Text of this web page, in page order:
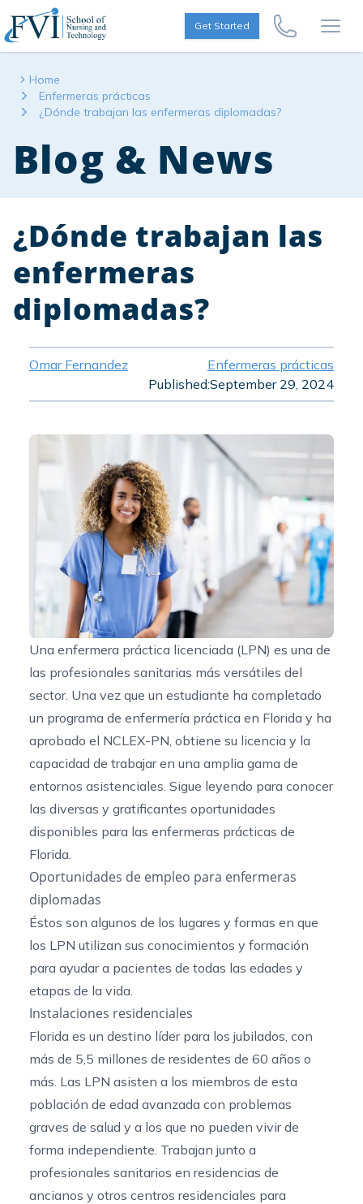
Skip to content
FVI School of Nursing
Get Started
Call Us Now
Home
Enfermeras prácticas
¿Dónde trabajan las enfermeras diplomadas?
Blog & News
¿Dónde trabajan las
enfermeras
diplomadas?
Omar Fernandez
Enfermeras prácticas
Published:September 29, 2024
Una enfermera práctica licenciada (LPN) es una de
las profesionales sanitarias más versátiles del
sector. Una vez que un estudiante ha completado
un programa de enfermería práctica en Florida y ha
aprobado el NCLEX-PN, obtiene su licencia y la
capacidad de trabajar en una amplia gama de
entornos asistenciales. Sigue leyendo para conocer
las diversas y gratificantes oportunidades
disponibles para las enfermeras prácticas de
Florida.
Oportunidades de empleo para enfermeras
diplomadas
Éstos son algunos de los lugares y formas en que
los LPN utilizan sus conocimientos y formación
para ayudar a pacientes de todas las edades y
etapas de la vida.
Instalaciones residenciales
Florida es un destino líder para los jubilados, con
más de 5,5 millones de residentes de 60 años o
más. Las LPN asisten a los miembros de esta
población de edad avanzada con problemas
graves de salud y a los que no pueden vivir de
forma independiente. Trabajan junto a
profesionales sanitarios en residencias de
ancianos y otros centros residenciales para